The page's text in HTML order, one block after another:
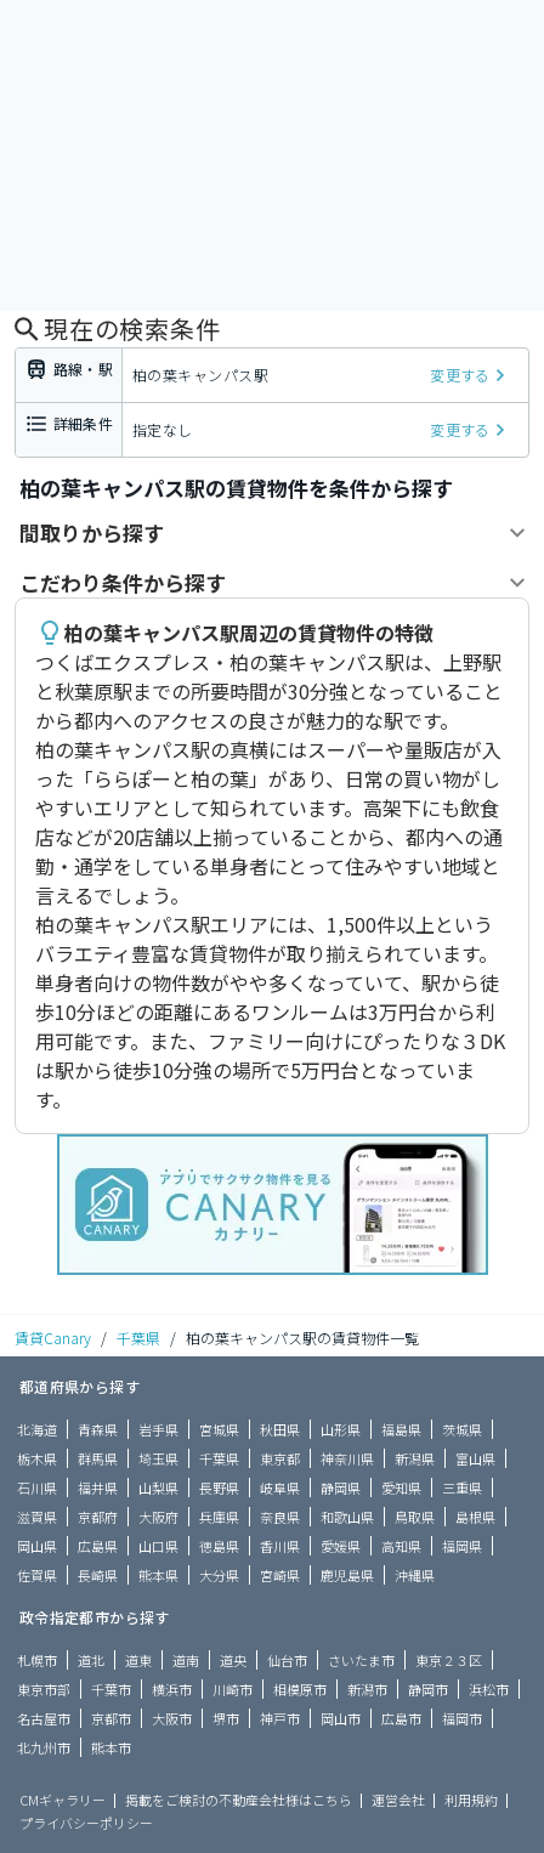
現在の検索条件
路線・駅 柏の葉キャンパス駅 変更する
詳細条件 指定なし 変更する
柏の葉キャンパス駅の賃貸物件を条件から探す
間取りから探す
こだわり条件から探す
柏の葉キャンパス駅周辺の賃貸物件の特徴
つくばエクスプレス・柏の葉キャンパス駅は、上野駅
と秋葉原駅までの所要時間が30分強となっていること
から都内へのアクセスの良さが魅力的な駅です。
柏の葉キャンパス駅の真横にはスーパーや量販店が入
った「ららぽーと柏の葉」があり、日常の買い物がし
やすいエリアとして知られています。高架下にも飲食
店などが20店舗以上揃っていることから、都内への通
勤・通学をしている単身者にとって住みやすい地域と
言えるでしょう。
柏の葉キャンパス駅エリアには、1,500件以上という
バラエティ豊富な賃貸物件が取り揃えられています。
単身者向けの物件数がやや多くなっていて、駅から徒
歩10分ほどの距離にあるワンルームは3万円台から利
用可能です。また、ファミリー向けにぴったりな３DK
は駅から徒歩10分強の場所で5万円台となっていま
す。
賃貸Canary / 千葉県 / 柏の葉キャンパス駅の賃貸物件一覧
都道府県から探す
北海道 青森県 岩手県 宮城県 秋田県 山形県 福島県
茨城県
栃木県
群馬県 埼玉県 千葉県 東京都 神奈川県 新潟県
富山県
石川県
福井県 山梨県 長野県 岐阜県 静岡県 愛知県
三重県
滋賀県
京都府 大阪府 兵庫県 奈良県 和歌山県 鳥取県
島根県
岡山県
広島県 山口県 徳島県 香川県 愛媛県 高知県
福岡県
佐賀県
長崎県 熊本県 大分県 宮崎県 鹿児島県 沖縄県
政令指定都市から探す
札幌市 道北 道東 道南 道央 仙台市 さいたま市
東京２３区
東京市部
千葉市 横浜市 川崎市 相模原市 新潟市 静岡市
浜松市
名古屋市
京都市 大阪市 堺市 神戸市 岡山市 広島市
福岡市
北九州市
熊本市
CMギャラリー 掲載をご検討の不動産会社様はこちら 運営会社
利用規約
プライバシーポリシー